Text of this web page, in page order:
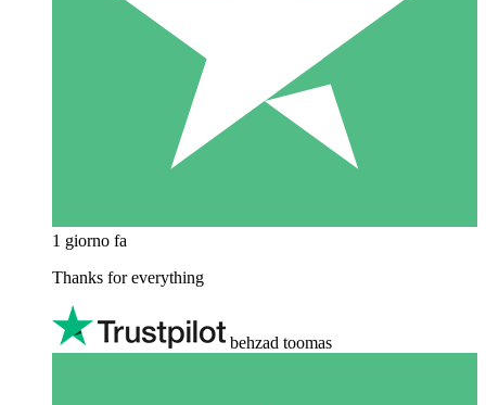
1 giorno fa
Thanks for everything
behzad toomas